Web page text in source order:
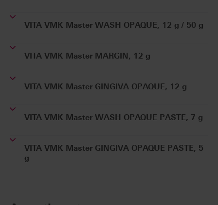
VITA VMK Master WASH OPAQUE, 12 g / 50 g
VITA VMK Master MARGIN, 12 g
VITA VMK Master GINGIVA OPAQUE, 12 g
VITA VMK Master WASH OPAQUE PASTE, 7 g
VITA VMK Master GINGIVA OPAQUE PASTE, 5
g